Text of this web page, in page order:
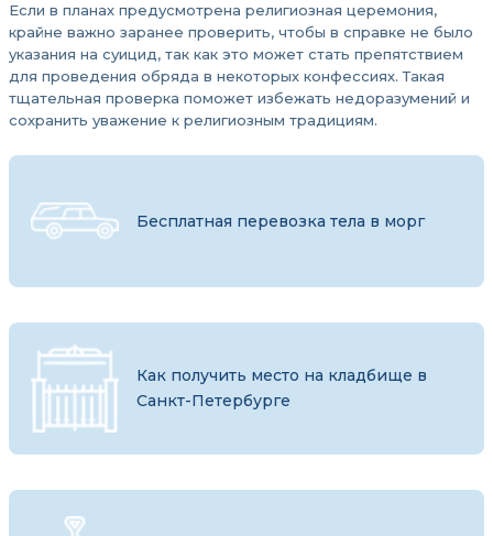
Если в планах предусмотрена религиозная церемония,
крайне важно заранее проверить, чтобы в справке не было
указания на суицид, так как это может стать препятствием
для проведения обряда в некоторых конфессиях. Такая
тщательная проверка поможет избежать недоразумений и
сохранить уважение к религиозным традициям.
Бесплатная перевозка тела в морг
Как получить место на кладбище в
Санкт-Петербурге